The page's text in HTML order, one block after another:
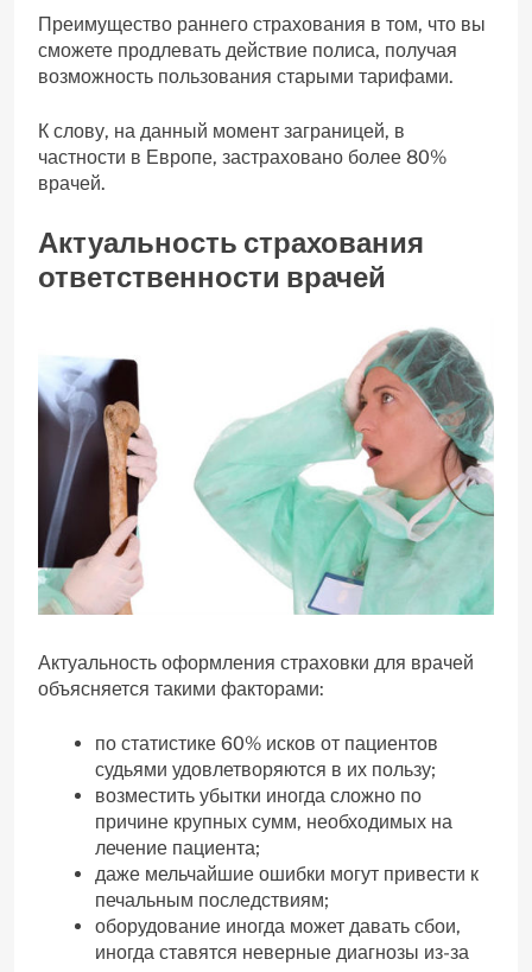
Преимущество раннего страхования в том, что вы
сможете продлевать действие полиса, получая
возможность пользования старыми тарифами.
К слову, на данный момент заграницей, в
частности в Европе, застраховано более 80%
врачей.
Актуальность страхования
ответственности врачей
Актуальность оформления страховки для врачей
объясняется такими факторами:
по статистике 60% исков от пациентов
судьями удовлетворяются в их пользу;
возместить убытки иногда сложно по
причине крупных сумм, необходимых на
лечение пациента;
даже мельчайшие ошибки могут привести к
печальным последствиям;
оборудование иногда может давать сбои,
иногда ставятся неверные диагнозы из-за